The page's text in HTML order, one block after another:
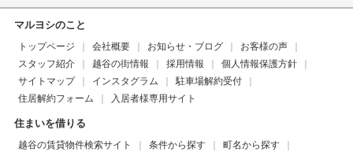
マルヨシのこと
トップページ 会社概要 お知らせ・ブログ
お客様の声
スタッフ紹介
越谷の街情報 採用情報
個人情報保護方針
サイトマップ
インスタグラム
駐車場解約受付
住居解約フォーム
入居者様専用サイト
住まいを借りる
越谷の賃貸物件検索サイト 条件から探す
町名から探す